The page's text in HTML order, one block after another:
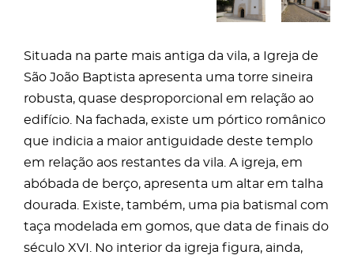
Situada na parte mais antiga da vila, a Igreja de
São João Baptista apresenta uma torre sineira
robusta, quase desproporcional em relação ao
edifício. Na fachada, existe um pórtico românico
que indicia a maior antiguidade deste templo
em relação aos restantes da vila. A igreja, em
abóbada de berço, apresenta um altar em talha
dourada. Existe, também, uma pia batismal com
taça modelada em gomos, que data de finais do
século XVI. No interior da igreja figura, ainda,